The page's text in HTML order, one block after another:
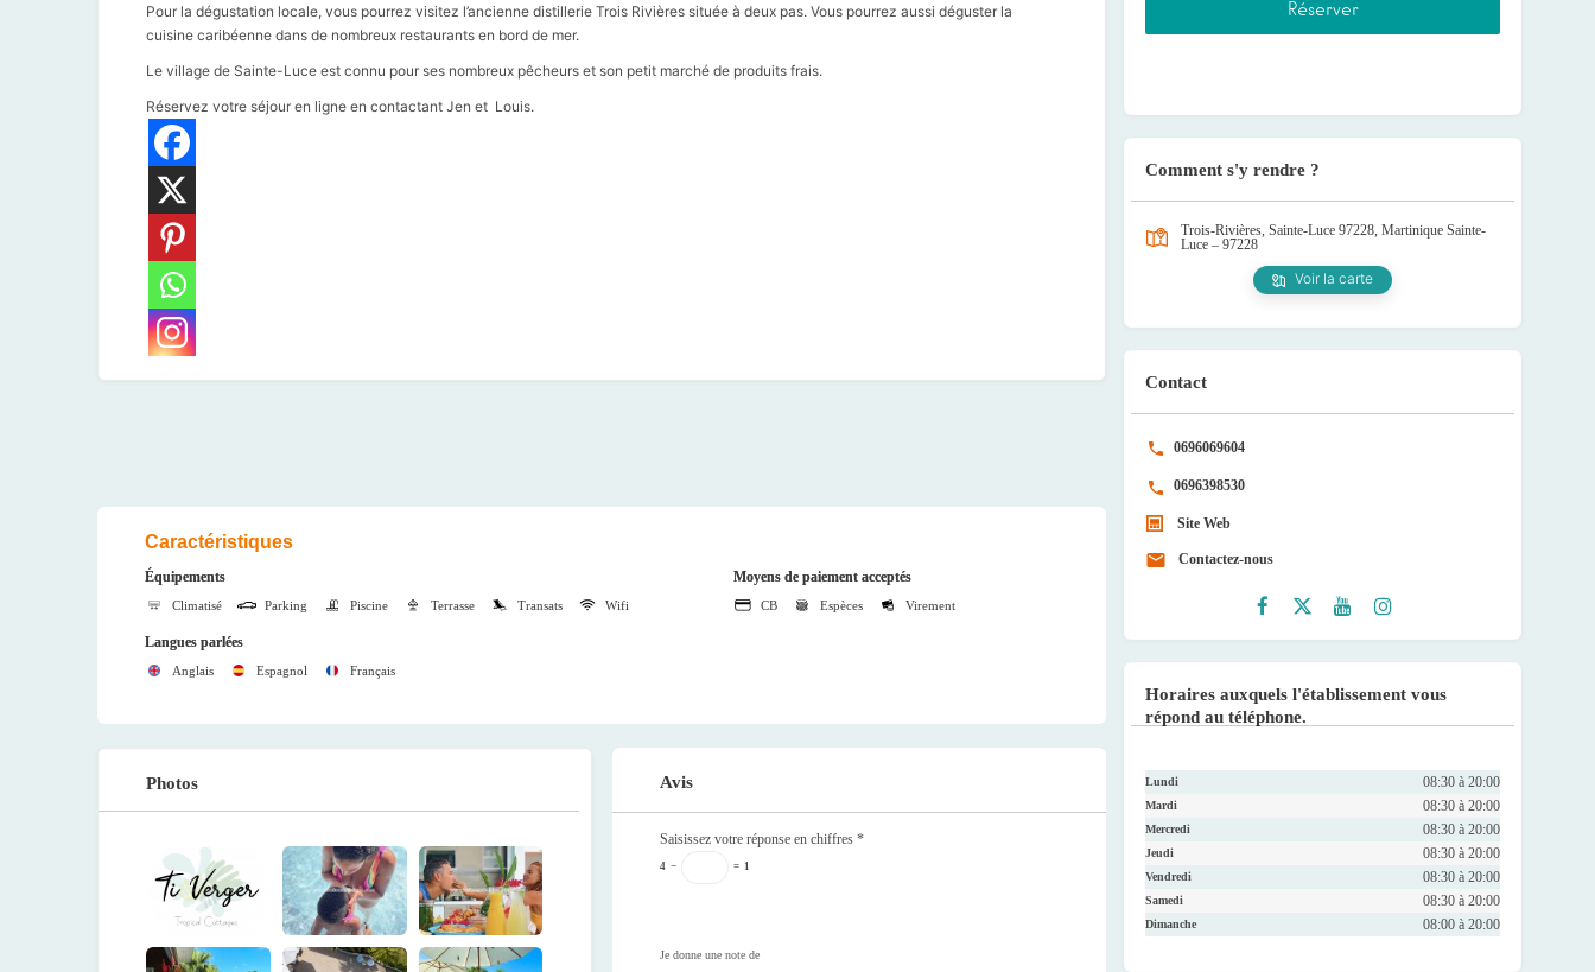
Pour la dégustation locale, vous pourrez visitez l’ancienne distillerie Trois Rivières située à deux pas. Vous pourrez aussi déguster la
cuisine caribéenne dans de nombreux restaurants en bord de mer.
Le village de Sainte-Luce est connu pour ses nombreux pêcheurs et son petit marché de produits frais.
Réservez votre séjour en ligne en contactant Jen et Louis.
Caractéristiques
Équipements
Climatisé Parking Piscine Terrasse Transats Wifi
Moyens de paiement acceptés
CB Espèces Virement
Langues parlées
Anglais Espagnol Français
Photos Avis
Saisissez votre réponse en chiffres*
4 − = 1
Comment s'y rendre ?
Trois-Rivières, Sainte-Luce 97228, Martinique Sainte-
Luce – 97228
Voir la carte
Contact
0696069604
0696398530
Site Web
Contactez-nous
Horaires auxquels l'établissement vous
répond au téléphone.
Lundi 08:30 à 20:00
Mardi 08:30 à 20:00
Mercredi 08:30 à 20:00
Jeudi 08:30 à 20:00
Vendredi 08:30 à 20:00
Samedi 08:30 à 20:00
Dimanche 08:00 à 20:00